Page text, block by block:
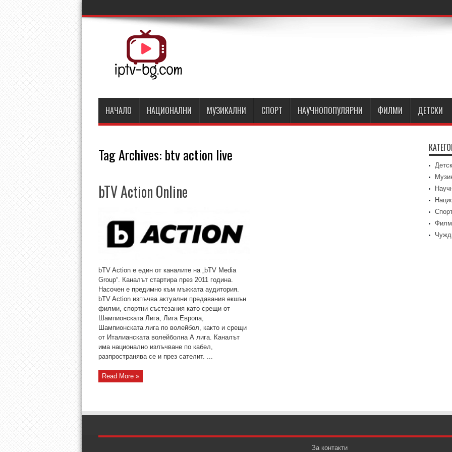
НАЧАЛО НАЦИОНАЛНИ МУЗИКАЛНИ СПОРТ НАУЧНОПОПУЛЯРНИ ФИЛМИ ДЕТСКИ
Tag Archives: btv action live
bTV Action Online
bTV Action е един от каналите на „bTV Media
Group“. Каналът стартира през 2011 година.
Насочен е предимно към мъжката аудитория.
bTV Action изпъчва актуални предавания екшън
филми, спортни състезания като срещи от
Шампионската Лига, Лига Европа,
Шампионската лига по волейбол, както и срещи
от Италианската волейболна А лига. Каналът
има национално излъчване по кабел,
разпространява се и през сателит. ...
Read More »
За контакти